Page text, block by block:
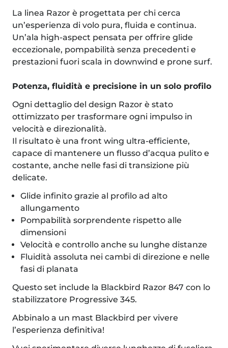
La linea Razor è progettata per chi cerca
un’esperienza di volo pura, fluida e continua.
Un’ala high-aspect pensata per offrire glide
eccezionale, pompabilità senza precedenti e
prestazioni fuori scala in downwind e prone surf.
Potenza, fluidità e precisione in un solo profilo
Ogni dettaglio del design Razor è stato
ottimizzato per trasformare ogni impulso in
velocità e direzionalità.
Il risultato è una front wing ultra-efficiente,
capace di mantenere un flusso d’acqua pulito e
costante, anche nelle fasi di transizione più
delicate.
Glide infinito grazie al profilo ad alto
allungamento
Pompabilità sorprendente rispetto alle
dimensioni
Velocità e controllo anche su lunghe distanze
Fluidità assoluta nei cambi di direzione e nelle
fasi di planata
Questo set include la Blackbird Razor 847 con lo
stabilizzatore Progressive 345.
Abbinalo a un mast Blackbird per vivere
l’esperienza definitiva!